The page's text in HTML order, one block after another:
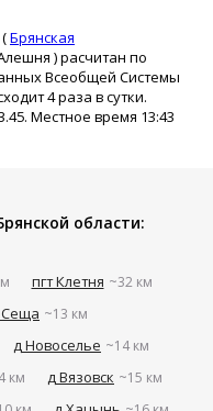
Брянская
) расчитан по
Всеобщей Системы
4 раза в сутки.
Местное время 13:43
области:
пгт Клетня ~32 км
~13 км
д Новоселье ~14 км
км д Вязовск ~15 км